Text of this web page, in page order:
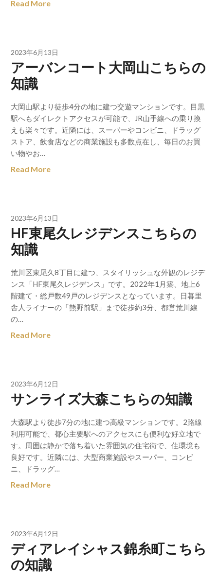
Read More
2023年6月13日
アーバンコート大岡山こちらの
知識
大岡山駅より徒歩4分の地に建つ交遊マンションです。目黒
駅へもダイレクトアクセスが可能で、JR山手線への乗り換
えも楽々です。近隣には、スーパーやコンビニ、ドラッグ
ストア、飲食店などの商業施設も多数点在し、毎日のお買
い物やお…
Read More
2023年6月13日
HF東尾久レジデンスこちらの
知識
荒川区東尾久8丁目に建つ、スタイリッシュな外観のレジデ
ンス「HF東尾久レジデンス」です。2022年1月築、地上6
階建て・総戸数49戸のレジデンスとなっています。日暮里
舎人ライナーの「熊野前駅」まで徒歩約3分、都営荒川線
の…
Read More
2023年6月12日
サンライズ大森こちらの知識
大森駅より徒歩7分の地に建つ高級マンションです。2路線
利用可能で、都心主要駅へのアクセスにも便利な好立地で
す。周囲は静かで落ち着いた雰囲気の住宅街で、住環境も
良好です。近隣には、大型商業施設やスーパー、コンビ
ニ、ドラッグ…
Read More
2023年6月12日
ディアレイシャス錦糸町こちら
の知識